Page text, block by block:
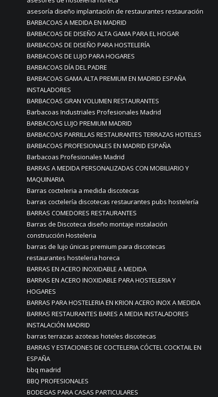
asesoría diseño implantación de restaurantes restauración
BARBACOAS A MEDIDA EN MADRID
BARBACOAS DE DISEÑO ALTA GAMA PARA EL HOGAR
BARBACOAS DE DISEÑO PARA HOSTELERÍA
BARBACOAS DE LUJO PARA HOGARES
BARBACOAS DÍA DEL PADRE
BARBACOAS GAMA ALTA PREMIUM EN MADRID ESPAÑA
INSTALADORES
BARBACOAS GRAN VOLUMEN RESTAURANTES
Barbacoas Industriales Profesionales Madrid
BARBACOAS LUJO PREMIUM MADRID
BARBACOAS PARRILLAS RESTAURANTES TERRAZAS HOTELES
BARBACOAS PROFESIONALES EN MADRID ESPAÑA
Barbacoas Profesionales Madrid
BARRAS A MEDIDA PERSONALIZADAS CON MOBILIARIO Y
MAQUINARIA
Barras cocteleria a medida discotecas
barras coctelería discotecas restaurantes pubs hostelería
BARRAS COMEDORES RESTAURANTES
Barras de Discoteca diseño montaje instalación
construcción Hosteleria
barras de lujo únicas premium para discotecas
restaurantes hosteleria horeca
BARRAS EN ACERO INOXIDABLE A MEDIDA
BARRAS EN ACERO INOXIDABLE PARA HOSTELERIA Y
HOGARES
BARRAS PARA HOSTELERIA EN KRION ACERO INOX A MEDIDA
BARRAS RESTAURANTES BARES A MEDIA INSTALADORES
INSTALACIÓN MADRID
barras terrazas azoteas hoteles discotecas
BARRAS Y ESTACIONES DE COCTELERIA CÓCTEL COCKTAIL EN
ESPAÑA
bbq madrid
BBQ PROFESIONALES
BODEGAS PARA CASAS PARTICULARES